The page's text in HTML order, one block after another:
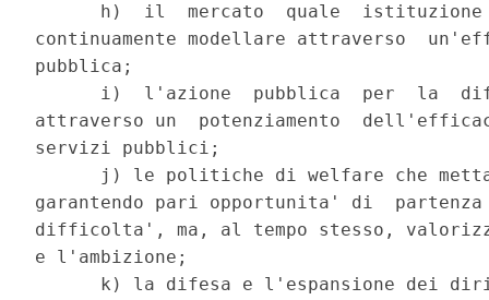
h)  il  mercato  quale
continuamente modellare attraverso
pubblica;
i)  l'azione  pubblica  per  la
attraverso un  potenziamento
servizi pubblici;
j) le politiche di welfare che
garantendo pari opportunita' di
difficolta', ma, al tempo stesso,
e l'ambizione;
k) la difesa e l'espansione dei